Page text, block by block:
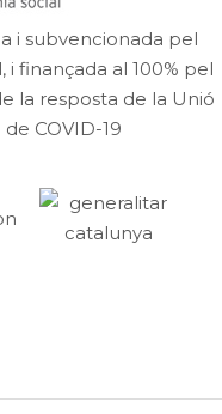
i subvencionada pel
finançada al 100% pel
la resposta de la Unió
COVID-19